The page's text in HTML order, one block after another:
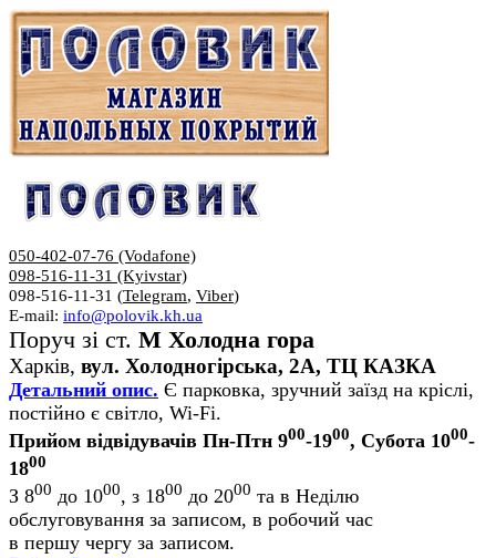
050-402-07-76 (Vodafone)
098-516-11-31 (Kyivstar)
098-516-11-31 (Telegram, Viber)
E-mail: info@polovik.kh.ua
Поруч зі ст. М Холодна гора
Харків, вул. Холодногірська, 2А, ТЦ КАЗКА
Детальний опис. Є парковка, зручний заїзд на кріслі,
постійно є світло, Wi-Fi.
Прийом відвідувачів Пн-Птн 900-1900, Субота 1000-
1800
З 800 до 1000, з 1800 до 2000 та в Неділю
обслуговування за записом, в робочий час
в першу чергу за записом.